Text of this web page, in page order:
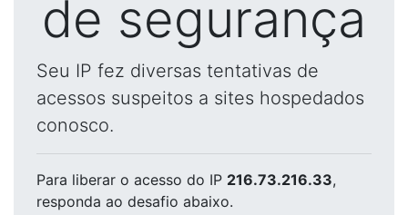
de segurança
Seu IP fez diversas tentativas de
acessos suspeitos a sites hospedados
conosco.
Para liberar o acesso do IP 216.73.216.33,
responda ao desafio abaixo.